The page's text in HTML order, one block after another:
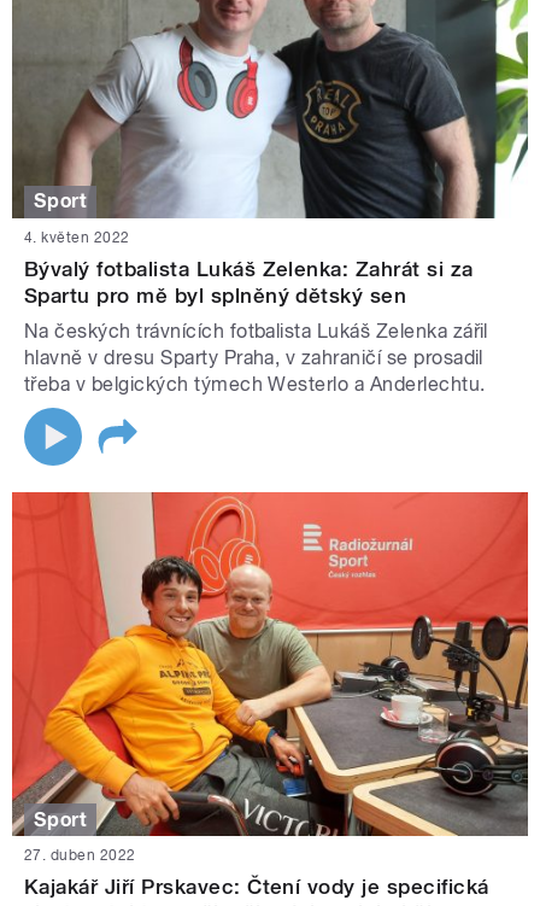
Sport
4. květen 2022
Bývalý fotbalista Lukáš Zelenka: Zahrát si za
Spartu pro mě byl splněný dětský sen
Na českých trávnících fotbalista Lukáš Zelenka zářil
hlavně v dresu Sparty Praha, v zahraničí se prosadil
třeba v belgických týmech Westerlo a Anderlechtu.
Sport
27. duben 2022
Kajakář Jiří Prskavec: Čtení vody je specifická